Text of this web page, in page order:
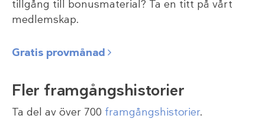
tillgång till bonusmaterial? Ta en titt på vårt
medlemskap.
Gratis provmånad
Fler framgångshistorier
Ta del av över 700 framgångshistorier.